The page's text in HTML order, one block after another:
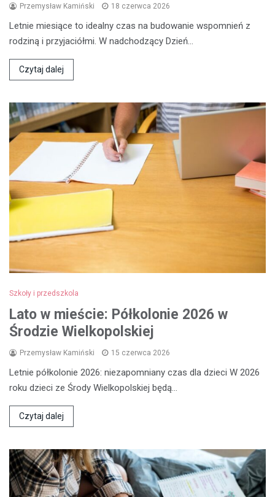
Przemysław Kamiński 18 czerwca 2026
Letnie miesiące to idealny czas na budowanie wspomnień z
rodziną i przyjaciółmi. W nadchodzący Dzień…
Czytaj dalej
Szkoły i przedszkola
Lato w mieście: Półkolonie 2026 w
Środzie Wielkopolskiej
Przemysław Kamiński 15 czerwca 2026
Letnie półkolonie 2026: niezapomniany czas dla dzieci W 2026
roku dzieci ze Środy Wielkopolskiej będą…
Czytaj dalej